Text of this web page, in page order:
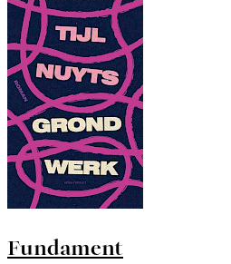
Fundament